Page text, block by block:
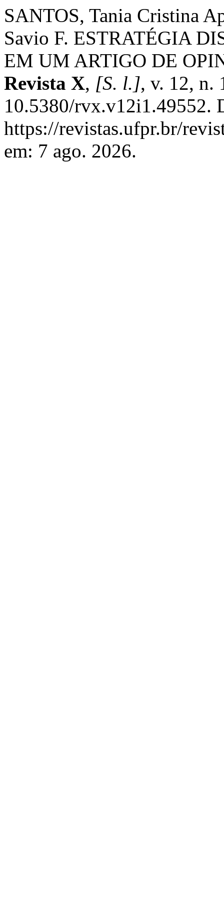
SANTOS, Tania Cristina
Savio F. ESTRATÉGIA
EM UM ARTIGO DE
Revista X, [S. l.], v. 12, n.
10.5380/rvx.v12i1.49552.
https://revistas.ufpr.br/
em: 7 ago. 2026.